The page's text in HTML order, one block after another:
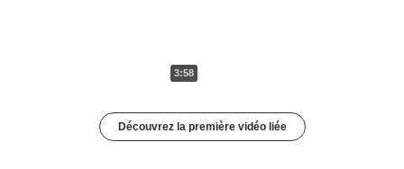
3:58
Découvrez la première vidéo liée